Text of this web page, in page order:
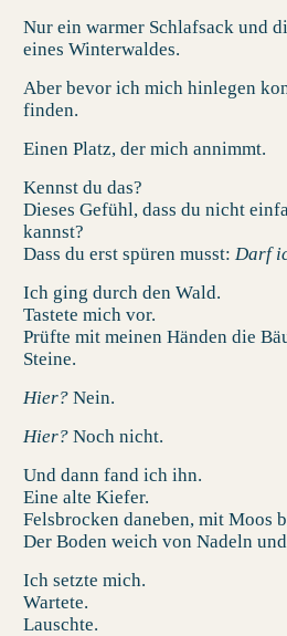
Nur ein warmer Schlafsack und
eines Winterwaldes.
Aber bevor ich mich hinlegen
finden.
Einen Platz, der mich annimmt.
Kennst du das?
Dieses Gefühl, dass du nicht
kannst?
Dass du erst spüren musst: Darf
Ich ging durch den Wald.
Tastete mich vor.
Prüfte mit meinen Händen die
Steine.
Hier? Nein.
Hier? Noch nicht.
Und dann fand ich ihn.
Eine alte Kiefer.
Felsbrocken daneben, mit Moos
Der Boden weich von Nadeln
Ich setzte mich.
Wartete.
Lauschte.